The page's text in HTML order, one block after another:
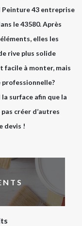
Peinture 43 entreprise
le 43580. Après
elles les
rive plus solide
facile à monter, mais
professionnelle?
surface afin que la
créer d’autres
devis !